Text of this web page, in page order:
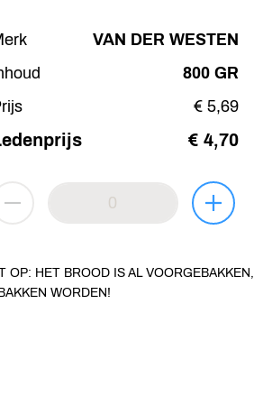
VAN DER WESTEN
800 GR
€ 5,69
€ 4,70
HET BROOD IS AL VOORGEBAKKEN,
WORDEN!